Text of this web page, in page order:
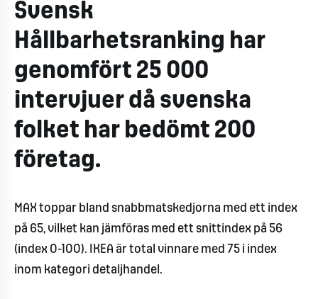
Svensk
Hållbarhetsranking har
genomfört 25 000
intervjuer då svenska
folket har bedömt 200
företag.
MAX toppar bland snabbmatskedjorna med ett index
på 65, vilket kan jämföras med ett snittindex på 56
(index 0-100). IKEA är total vinnare med 75 i index
inom kategori detaljhandel.